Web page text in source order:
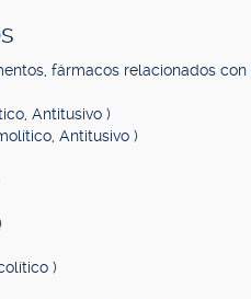
fármacos relacionados con
Antitusivo )
Antitusivo )
)